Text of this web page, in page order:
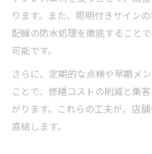
ります。また、照明付きサイン
配線の防水処理を徹底すること
可能です。
さらに、定期的な点検や早期メ
ことで、修繕コストの削減と集
がります。これらの工夫が、店
直結します。